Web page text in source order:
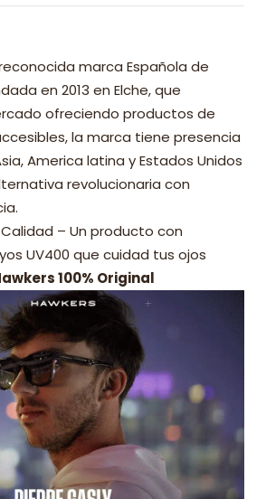
marca Española de
en 2013 en Elche, que
ofreciendo productos de
la marca tiene presencia
America latina y Estados Unidos
revolucionaria con
– Un producto con
UV400 que cuidad tus ojos
100% Original